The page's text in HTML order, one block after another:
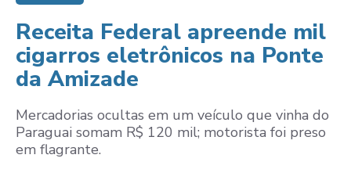
Receita Federal apreende mil
cigarros eletrônicos na Ponte
da Amizade
Mercadorias ocultas em um veículo que vinha do
Paraguai somam R$ 120 mil; motorista foi preso
em flagrante.